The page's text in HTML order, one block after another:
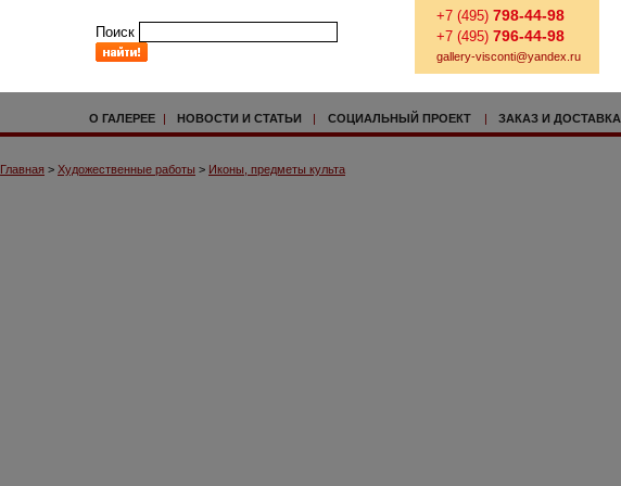
Поиск
+7 (495) 798-44-98
+7 (495) 796-44-98
gallery-visconti@yandex.ru
О ГАЛЕРЕЕ | НОВОСТИ И СТАТЬИ | СОЦИАЛЬНЫЙ ПРОЕКТ | ЗАКАЗ И ДОСТАВКА
Главная > Художественные работы > Иконы, предметы культа